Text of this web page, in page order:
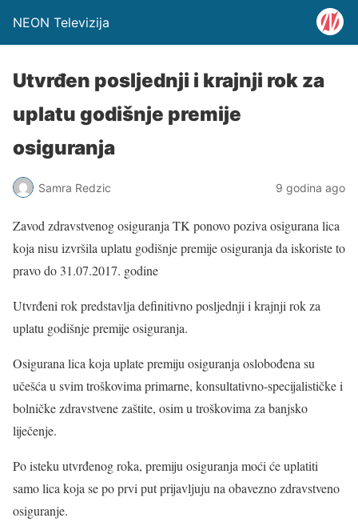
NEON Televizija
Utvrđen posljednji i krajnji rok za
uplatu godišnje premije
osiguranja
Samra Redzic 9 godina ago
Zavod zdravstvenog osiguranja TK ponovo poziva osigurana lica
koja nisu izvršila uplatu godišnje premije osiguranja da iskoriste to
pravo do 31.07.2017. godine
Utvrđeni rok predstavlja definitivno posljednji i krajnji rok za
uplatu godišnje premije osiguranja.
Osigurana lica koja uplate premiju osiguranja oslobođena su
učešća u svim troškovima primarne, konsultativno-specijalističke i
bolničke zdravstvene zaštite, osim u troškovima za banjsko
liječenje.
Po isteku utvrđenog roka, premiju osiguranja moći će uplatiti
samo lica koja se po prvi put prijavljuju na obavezno zdravstveno
osiguranje.